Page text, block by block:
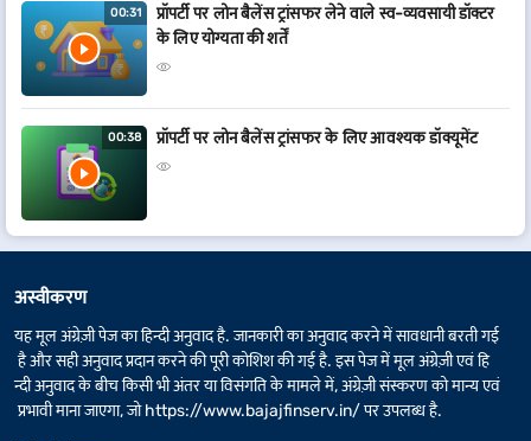
00:31
प्रॉपर्टी पर लोन बैलेंस ट्रांसफर लेने वाले स्व-व्यवसायी डॉक्टर
के लिए योग्यता की शर्तें
00:38 प्रॉपर्टी पर लोन बैलेंस ट्रांसफर के लिए आवश्यक डॉक्यूमेंट
अस्वीकरण
यह मूल अंग्रेज़ी पेज का हिन्दी अनुवाद है. जानकारी का अनुवाद करने में सावधानी बरती गई
है और सही अनुवाद प्रदान करने की पूरी कोशिश की गई है. इस पेज में मूल अंग्रेज़ी एवं हि
न्दी अनुवाद के बीच किसी भी अंतर या विसंगति के मामले में, अंग्रेज़ी संस्करण को मान्य एवं
प्रभावी माना जाएगा, जोhttps://www.bajajfinserv.in/पर उपलब्ध है.